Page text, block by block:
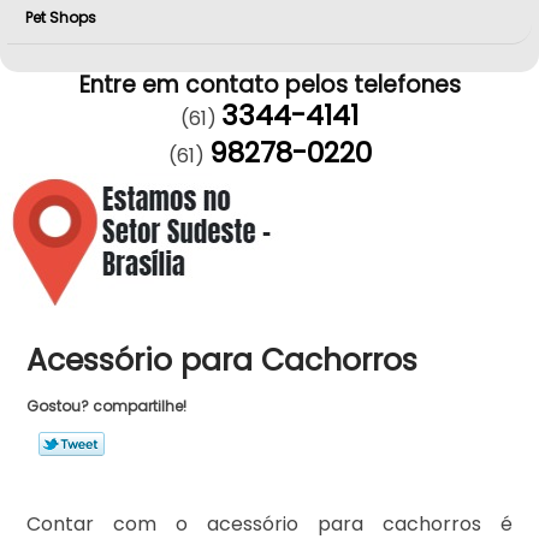
Pet Shops
Entre em contato pelos telefones
(61) 3344-4141
(61) 98278-0220
Acessório para Cachorros
Gostou? compartilhe!
Contar com o acessório para cachorros é